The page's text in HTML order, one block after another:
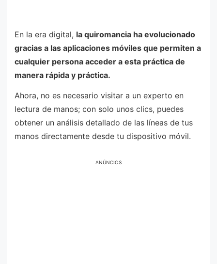
En la era digital, la quiromancia ha evolucionado
gracias a las aplicaciones móviles que permiten a
cualquier persona acceder a esta práctica de
manera rápida y práctica.
Ahora, no es necesario visitar a un experto en
lectura de manos; con solo unos clics, puedes
obtener un análisis detallado de las líneas de tus
manos directamente desde tu dispositivo móvil.
ANÚNCIOS